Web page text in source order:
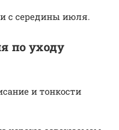
с середины июля.
по уходу
и тонкости